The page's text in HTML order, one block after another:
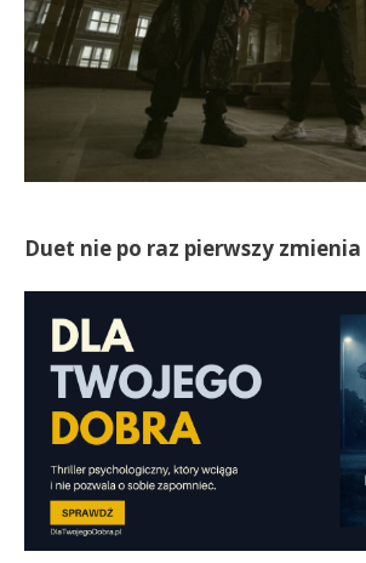
Duet nie po raz pierwszy